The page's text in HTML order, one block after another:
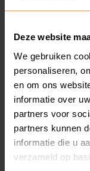
Deze website
We gebruiken
personaliseren,
en om ons
informatie over
partners voor
partners kunnen
informatie die u
verzameld op
T/m 1945